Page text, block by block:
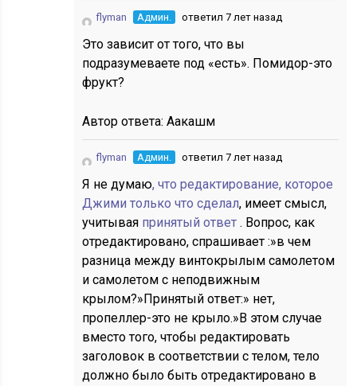
flyman Админ. ответил 7 лет назад
Это зависит от того, что вы
подразумеваете под «есть». Помидор-это
фрукт?
Автор ответа:Аакашм
flyman Админ. ответил 7 лет назад
Я не думаю, что редактирование, которое
Джими только что сделал, имеет смысл,
учитывая принятый ответ. Вопрос, как
отредактировано, спрашивает :»в чем
разница между винтокрылым самолетом
и самолетом с неподвижным
крылом?»Принятый ответ:» нет,
пропеллер-это не крыло.»В этом случае
вместо того, чтобы редактировать
заголовок в соответствии с телом, тело
должно было быть отредактировано в